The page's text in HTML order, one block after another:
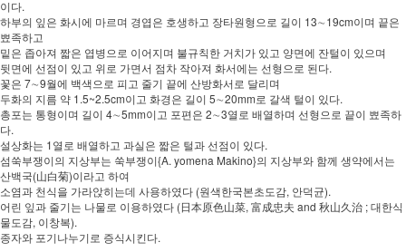
이다.
하부의 잎은 화시에 마르며 경엽은 호생하고 장타원형으로 길이 13∼19cm이며 끝은
뾰족하고
밑은 좁아져 짧은 엽병으로 이어지며 불규칙한 거치가 있고 양면에 잔털이 있으며
뒷면에 선점이 있고 위로 가면서 점차 작아져 화서에는 선형으로 된다.
꽃은 7∼9월에 백색으로 피고 줄기 끝에 산방화서로 달리며
두화의 지름 약 1.5~2.5cm이고 화경은 길이 5∼20mm로 갈색 털이 있다.
총포는 통형이며 길이 4∼5mm이고 포편은 2∼3열로 배열하며 선형으로 끝이 뾰족하
다.
설상화는 1열로 배열하고 과실은 짧은 털과 선점이 있다.
섬쑥부쟁이의 지상부는 쑥부쟁이{A. yomena Makino}의 지상부와 함께 생약에서는
산백국(山白菊)이라고 하여
소염과 천식을 가라앉히는데 사용하였다 (원색한국본초도감, 안덕균).
어린 잎과 줄기는 나물로 이용하였다 (日本原色山菜, 富成忠夫 and 秋山久治 ; 대한식
물도감, 이창복).
종자와 포기나누기로 증식시킨다.